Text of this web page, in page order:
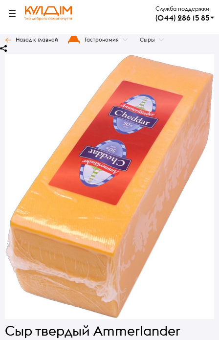
Служба поддержки
(044) 286 15 85
Назад к главной Гастрономия Сыры
Сыр твердый Ammerlander